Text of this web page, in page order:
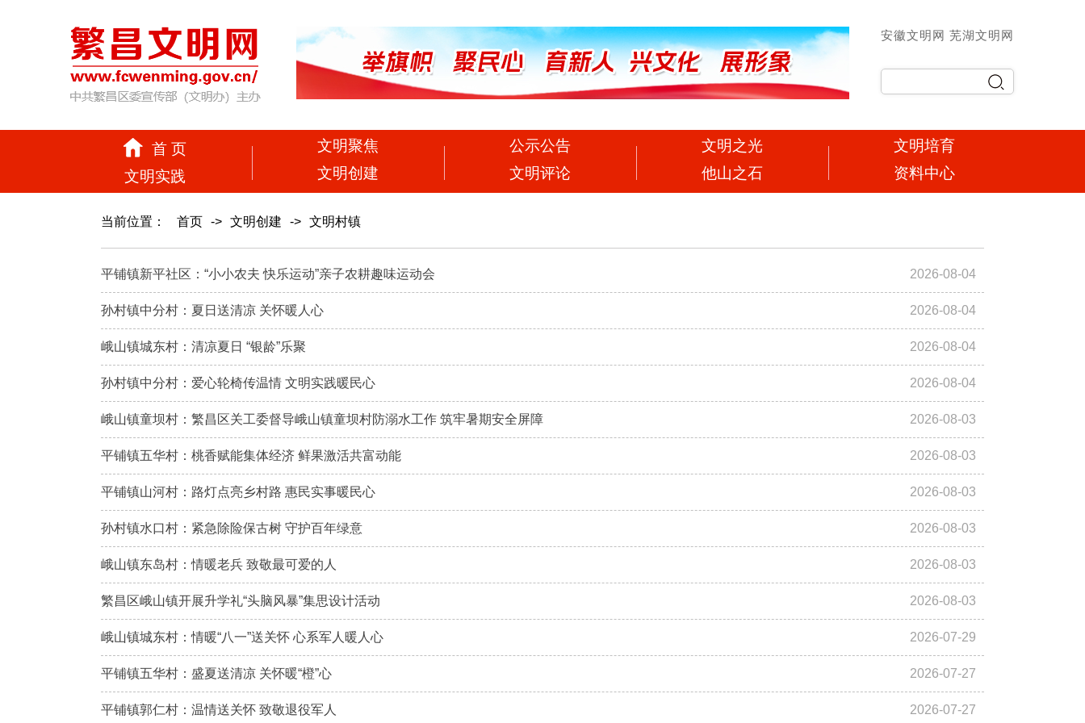
安徽文明网 芜湖文明网
首 页
文明实践
文明聚焦
文明创建
公示公告
文明评论
文明之光
他山之石
文明培育
资料中心
当前位置： 首页 -> 文明创建 -> 文明村镇
平铺镇新平社区：“小小农夫 快乐运动”亲子农耕趣味运动会 2026-08-04
孙村镇中分村：夏日送清凉 关怀暖人心 2026-08-04
峨山镇城东村：清凉夏日 “银龄”乐聚 2026-08-04
孙村镇中分村：爱心轮椅传温情 文明实践暖民心 2026-08-04
峨山镇童坝村：繁昌区关工委督导峨山镇童坝村防溺水工作 筑牢暑期安全屏障 2026-08-03
平铺镇五华村：桃香赋能集体经济 鲜果激活共富动能 2026-08-03
平铺镇山河村：路灯点亮乡村路 惠民实事暖民心 2026-08-03
孙村镇水口村：紧急除险保古树 守护百年绿意 2026-08-03
峨山镇东岛村：情暖老兵 致敬最可爱的人 2026-08-03
繁昌区峨山镇开展升学礼“头脑风暴”集思设计活动 2026-08-03
峨山镇城东村：情暖“八一”送关怀 心系军人暖人心 2026-07-29
平铺镇五华村：盛夏送清凉 关怀暖“橙”心 2026-07-27
平铺镇郭仁村：温情送关怀 致敬退役军人 2026-07-27